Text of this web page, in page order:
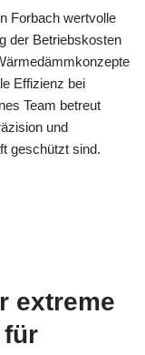
Forbach wertvolle
der Betriebskosten
Effizienz bei
Team betreut
und
geschützt sind.
extreme
für